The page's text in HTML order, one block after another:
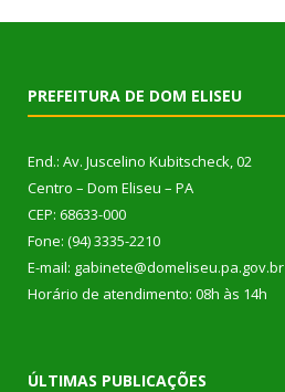
PREFEITURA DE DOM ELISEU
End.: Av. Juscelino Kubitscheck, 02
Centro – Dom Eliseu – PA
CEP: 68633-000
Fone: (94) 3335-2210
E-mail: gabinete@domeliseu.pa.gov.br
Horário de atendimento: 08h às 14h
ÚLTIMAS PUBLICAÇÕES